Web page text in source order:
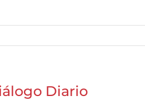
Diario